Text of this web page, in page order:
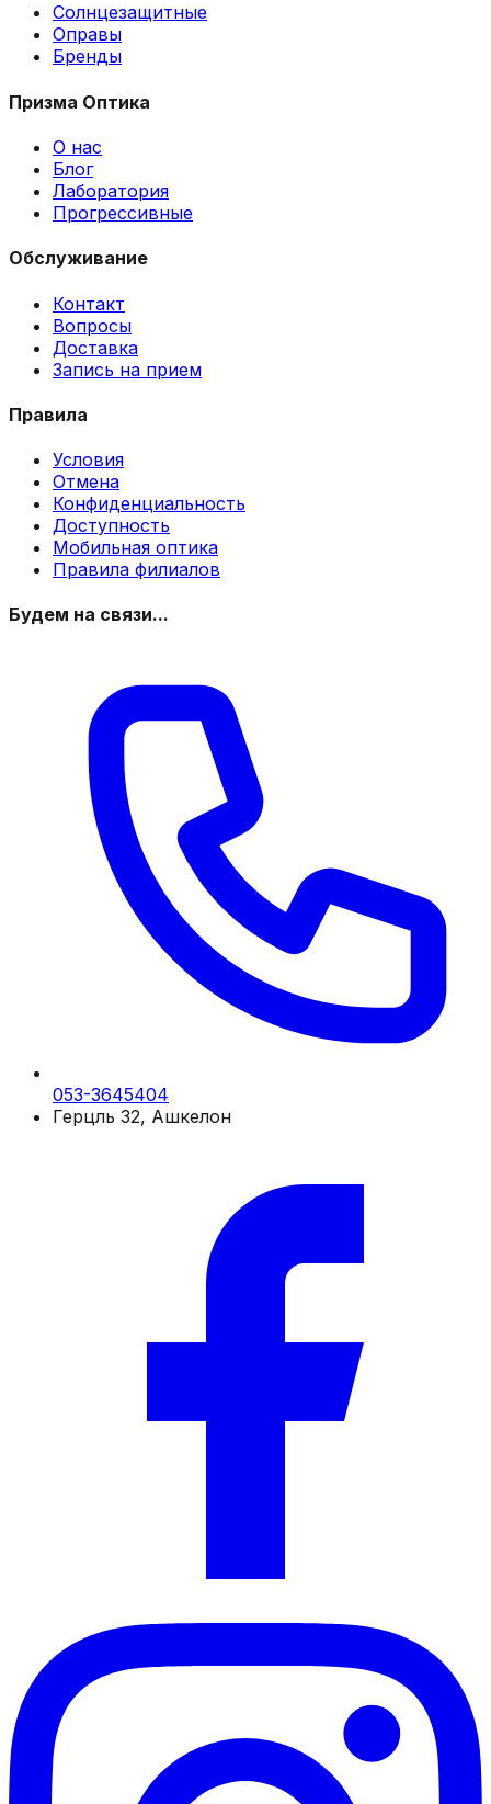
Солнцезащитные
Оправы
Бренды
Призма Оптика
О нас
Блог
Лаборатория
Прогрессивные
Обслуживание
Контакт
Вопросы
Доставка
Запись на прием
Правила
Условия
Отмена
Конфиденциальность
Доступность
Мобильная оптика
Правила филиалов
Будем на связи...
053-3645404
Герцль 32, Ашкелон